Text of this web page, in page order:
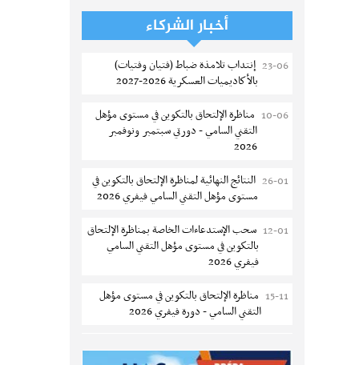
تسجيل طلبة كلية الآداب والفنون
والإنسانيات بمنوبة 2026-2027
05-08 المعهد العالي للرياضة و التربية البدنية
بقصر السعيد : ترسيم السنوات الثانية
تمديد آجال الترشح للماجستير بكلية العلوم
بقابس 2026-2027
05-08 كلية العلوم الإقتصادية والتصرف بسوسة :
الترشح لماجستير مهني جديد
05-08 الترشح للماجستير بالمعهد العالي للرياضة
والتربية البدنية بصفاقس 2026-2027
التعليم الثانوي والفني والتقني
جوقار الفحص :فتح باب الترشح لقبول
أخبار الشركاء
23-06 إنتداب تلامذة ضباط (فتيان وفتيات)
بالأكاديميات العسكرية 2026-2027
10-06 مناظرة الإلتحاق بالتكوين في مستوى مؤهل
التقني السامي - دورتي سبتمبر ونوفمبر
2026
26-01 النتائج النهائية لمناظرة الإلتحاق بالتكوين في
مستوى مؤهل التقني السامي فيفري 2026
12-01 سحب الإستدعاءات الخاصة بمناظرة الإلتحاق
بالتكوين في مستوى مؤهل التقني السامي
فيفري 2026
15-11 مناظرة الإلتحاق بالتكوين في مستوى مؤهل
التقني السامي - دورة فيفري 2026
12-09